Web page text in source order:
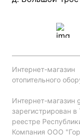
Интернет-магазин
отопительного
Интернет-магазин
зарегистрирован в
реестре
Компания ООО